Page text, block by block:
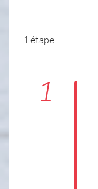
1 étape
1